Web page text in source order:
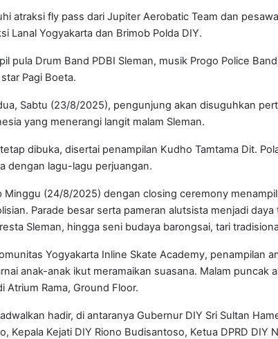
atraksi fly pass dari Jupiter Aerobatic Team dan
Lanal Yogyakarta dan Brimob Polda DIY.
pula Drum Band PDBI Sleman, musik Progo Police
Pagi Boeta.
Sabtu (23/8/2025), pengunjung akan disuguhkan
yang menerangi langit malam Sleman.
dibuka, disertai penampilan Kudho Tamtama Dit.
dengan lagu-lagu perjuangan.
Minggu (24/8/2025) dengan closing ceremony
Parade besar serta pameran alutsista menjadi
Sleman, hingga seni budaya barongsai, tari
Yogyakarta Inline Skate Academy, penampilan
anak-anak ikut meramaikan suasana. Malam puncak
Atrium Rama, Ground Floor.
hadir, di antaranya Gubernur DIY Sri Sultan
Kepala Kejati DIY Riono Budisantoso, Ketua DPRD DIY